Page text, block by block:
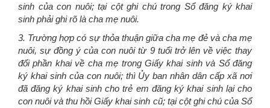
sinh của con nuôi; tại cột ghi chú trong Sổ đăng ký khai
sinh phải ghi rõ là cha mẹ nuôi.
3. Trường hợp có sự thỏa thuận giữa cha mẹ đẻ và cha mẹ
nuôi, sự đồng ý của con nuôi từ 9 tuổi trở lên về việc thay
đổi phần khai về cha mẹ trong Giấy khai sinh và Sổ đăng
ký khai sinh của con nuôi; thì Ủy ban nhân dân cấp xã nơi
đã đăng ký khai sinh cho trẻ em đăng ký khai sinh lại cho
con nuôi và thu hồi Giấy khai sinh cũ; tại cột ghi chú của Sổ